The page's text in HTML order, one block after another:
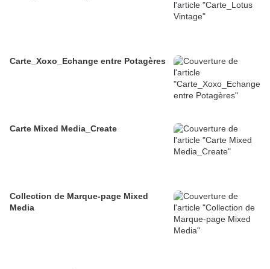
Carte_Xoxo_Echange entre Potagères
Carte Mixed Media_Create
Collection de Marque-page Mixed
Media